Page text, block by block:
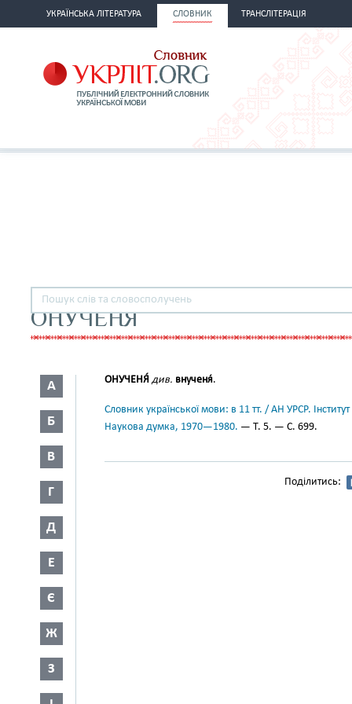
УКРАЇНСЬКА ЛІТЕРАТУРА СЛОВНИК ТРАНСЛІТЕРАЦІЯ
ОНУЧЕНЯ
А
Б
В
Г
Д
Е
Є
Ж
З
ОНУЧЕНЯ́ див. внученя́.
Словник української мови: в 11 тт. / АН УРСР.
Наукова думка, 1970—1980. — Т. 5. — С. 699.
Поділитись: